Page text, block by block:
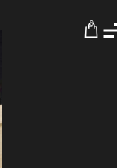
0